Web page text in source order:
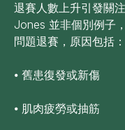
退賽人數上升引發關注
Jones 並非個別例子
問題退賽，原因包括：
⦁ 舊患復發或新傷
⦁ 肌肉疲勞或抽筋